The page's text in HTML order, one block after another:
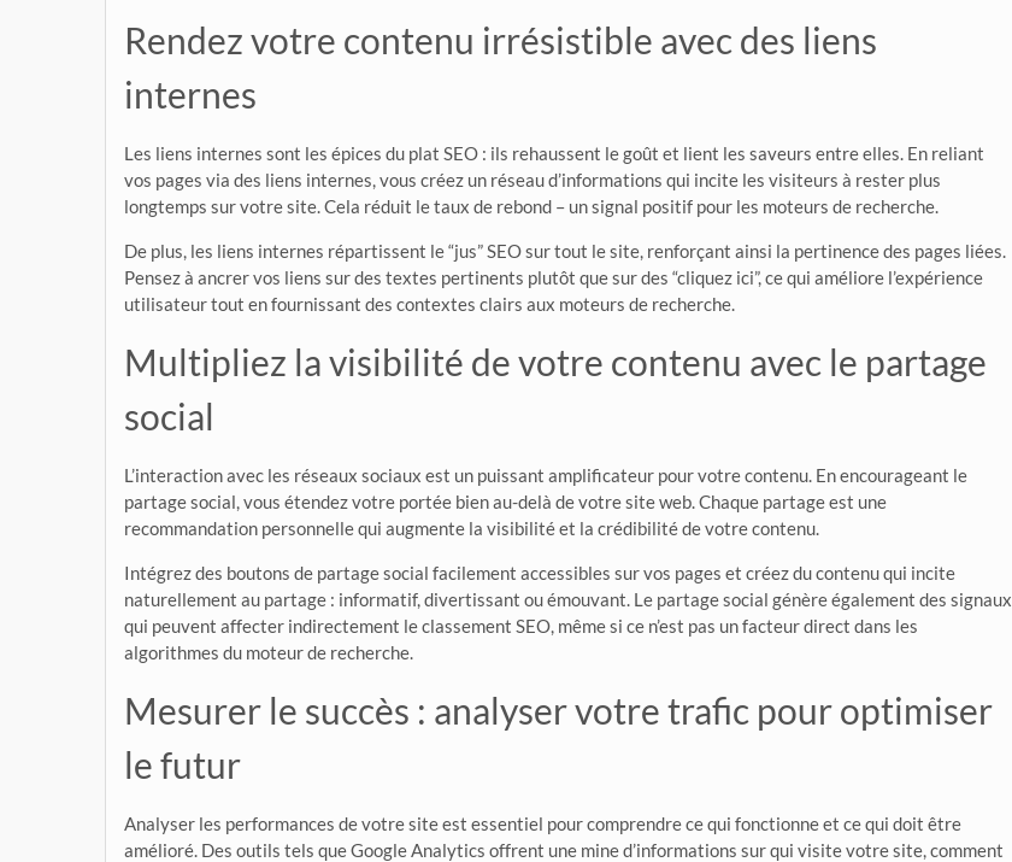
Rendez votre contenu irrésistible avec des liens
internes
Les liens internes sont les épices du plat SEO : ils rehaussent le goût et lient les saveurs entre elles. En reliant
vos pages via des liens internes, vous créez un réseau d’informations qui incite les visiteurs à rester plus
longtemps sur votre site. Cela réduit le taux de rebond – un signal positif pour les moteurs de recherche.
De plus, les liens internes répartissent le “jus” SEO sur tout le site, renforçant ainsi la pertinence des pages liées.
Pensez à ancrer vos liens sur des textes pertinents plutôt que sur des “cliquez ici”, ce qui améliore l’expérience
utilisateur tout en fournissant des contextes clairs aux moteurs de recherche.
Multipliez la visibilité de votre contenu avec le partage
social
L’interaction avec les réseaux sociaux est un puissant amplificateur pour votre contenu. En encourageant le
partage social, vous étendez votre portée bien au-delà de votre site web. Chaque partage est une
recommandation personnelle qui augmente la visibilité et la crédibilité de votre contenu.
Intégrez des boutons de partage social facilement accessibles sur vos pages et créez du contenu qui incite
naturellement au partage : informatif, divertissant ou émouvant. Le partage social génère également des signaux
qui peuvent affecter indirectement le classement SEO, même si ce n’est pas un facteur direct dans les
algorithmes du moteur de recherche.
Mesurer le succès : analyser votre trafic pour optimiser
le futur
Analyser les performances de votre site est essentiel pour comprendre ce qui fonctionne et ce qui doit être
amélioré. Des outils tels que Google Analytics offrent une mine d’informations sur qui visite votre site, comment